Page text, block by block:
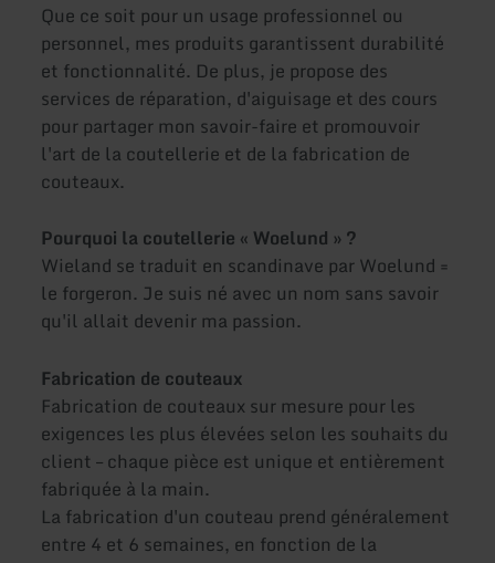
Que ce soit pour un usage professionnel ou
personnel, mes produits garantissent durabilité
et fonctionnalité. De plus, je propose des
services de réparation, d'aiguisage et des cours
pour partager mon savoir-faire et promouvoir
l'art de la coutellerie et de la fabrication de
couteaux.
Pourquoi la coutellerie « Woelund » ?
Wieland se traduit en scandinave par Woelund =
le forgeron. Je suis né avec un nom sans savoir
qu'il allait devenir ma passion.
Fabrication de couteaux
Fabrication de couteaux sur mesure pour les
exigences les plus élevées selon les souhaits du
client – chaque pièce est unique et entièrement
fabriquée à la main.
La fabrication d'un couteau prend généralement
entre 4 et 6 semaines, en fonction de la